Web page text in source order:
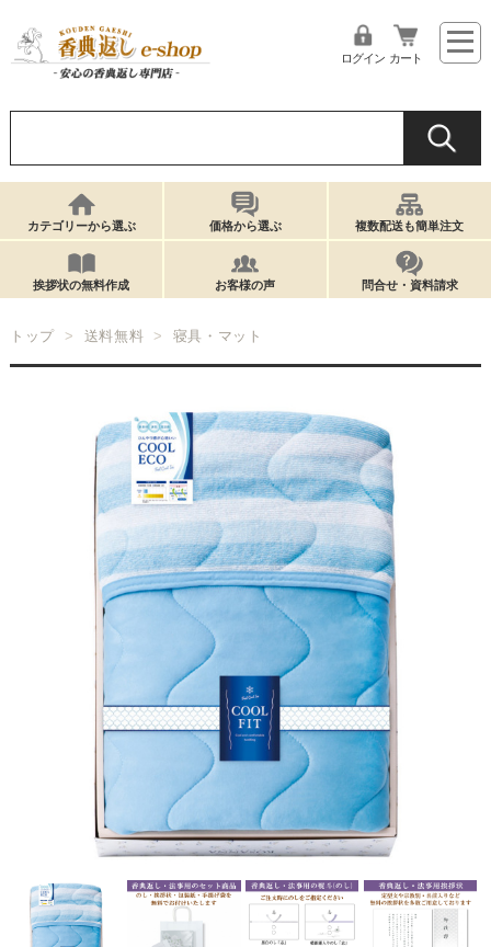
ログイン カート
カテゴリーから選ぶ 価格から選ぶ 複数配送も簡単注文
挨拶状の無料作成 お客様の声 問合せ・資料請求
トップ 送料無料 寝具・マット